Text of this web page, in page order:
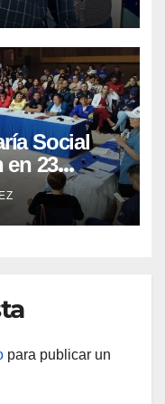
Social
en 23
para publicar un